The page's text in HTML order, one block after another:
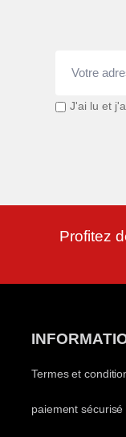
J'ai lu et
Profitez
Termes et
paiement sécurisé